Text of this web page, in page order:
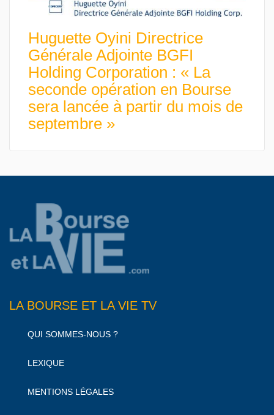
Huguette Oyini Directrice
Générale Adjointe BGFI
Holding Corporation : « La
seconde opération en Bourse
sera lancée à partir du mois de
septembre »
LA BOURSE ET LA VIE TV
QUI SOMMES-NOUS ?
LEXIQUE
MENTIONS LÉGALES